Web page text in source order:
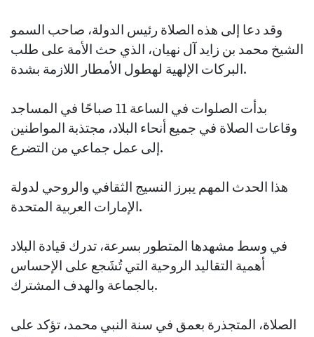
وقد دعا إلى هذه الصلاة رئيس الدولة، صاحب السمو
الشيخ محمد بن زايد آل نهيان، الذي حث الأمة على طلب
البركات الإلهية لهطول الأمطار اللازمة بشدة.
بدأت الصلوات في الساعة 11 صباحًا في المساجد
وقاعات الصلاة في جميع أنحاء البلاد، مجتذبة المواطنين
إلى عمل جماعي من التضرع.
هذا الحدث المهم يبرز النسيج الثقافي والروحي لدولة
الإمارات العربية المتحدة.
في وسط مشهدها المتطور بسرعة، تدرك قيادة البلاد
أهمية التقاليد الروحية التي تُشَجع على الإحساس
بالجماعة والهدف المشترك.
الصلاة، المتجذرة بعمق في سنة النبي محمد، تؤكد على